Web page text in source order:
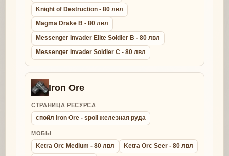
Knight of Destruction - 80 лвл
Magma Drake B - 80 лвл
Messenger Invader Elite Soldier B - 80 лвл
Messenger Invader Soldier C - 80 лвл
Iron Ore
СТРАНИЦА РЕСУРСА
спойл Iron Ore - spoil железная руда
МОБЫ
Ketra Orc Medium - 80 лвл
Ketra Orc Seer - 80 лвл